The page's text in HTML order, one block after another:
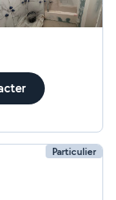
Particulier